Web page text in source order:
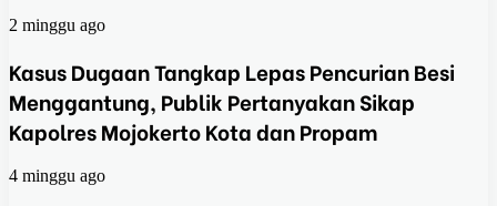
2 minggu ago
Kasus Dugaan Tangkap Lepas Pencurian Besi
Menggantung, Publik Pertanyakan Sikap
Kapolres Mojokerto Kota dan Propam
4 minggu ago